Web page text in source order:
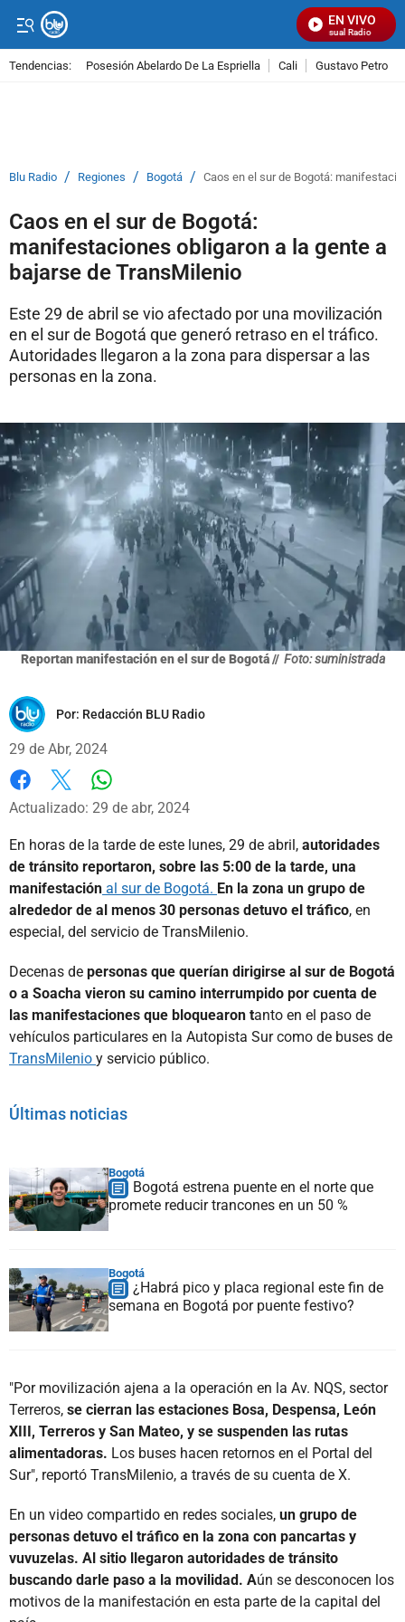
EN VIVO
Señal Visual Radio
Tendencias: Posesión Abelardo De La Espriella Cali Gustavo Petro
Blu Radio / Regiones / Bogotá / Caos en el sur de Bogotá:
Caos en el sur de Bogotá:
manifestaciones obligaron a la gente a
bajarse de TransMilenio
Este 29 de abril se vio afectado por una movilización
en el sur de Bogotá que generó retraso en el tráfico.
Autoridades llegaron a la zona para dispersar a las
personas en la zona.
Reportan manifestación en el sur de Bogotá // Foto: suministrada
Por: Redacción BLU Radio
29 de Abr, 2024
Facebook
X
Actualizado: 29 de abr, 2024
En horas de la tarde de este lunes, 29 de abril, autoridades
de tránsito reportaron, sobre las 5:00 de la tarde, una
manifestación al sur de Bogotá. En la zona un grupo de
alrededor de al menos 30 personas detuvo el tráfico, en
especial, del servicio de TransMilenio.
Decenas de personas que querían dirigirse al sur de Bogotá
o a Soacha vieron su camino interrumpido por cuenta de
las manifestaciones que bloquearon tanto en el paso de
vehículos particulares en la Autopista Sur como de buses de
TransMilenio y servicio público.
Últimas noticias
Bogotá
Bogotá estrena puente en el norte que
promete reducir trancones en un 50 %
Bogotá
¿Habrá pico y placa regional este fin de
semana en Bogotá por puente festivo?
"Por movilización ajena a la operación en la Av. NQS, sector
Terreros, se cierran las estaciones Bosa, Despensa, León
XIII, Terreros y San Mateo, y se suspenden las rutas
alimentadoras. Los buses hacen retornos en el Portal del
Sur", reportó TransMilenio, a través de su cuenta de X.
En un video compartido en redes sociales, un grupo de
personas detuvo el tráfico en la zona con pancartas y
vuvuzelas. Al sitio llegaron autoridades de tránsito
buscando darle paso a la movilidad. Aún se desconocen los
motivos de la manifestación en esta parte de la capital del